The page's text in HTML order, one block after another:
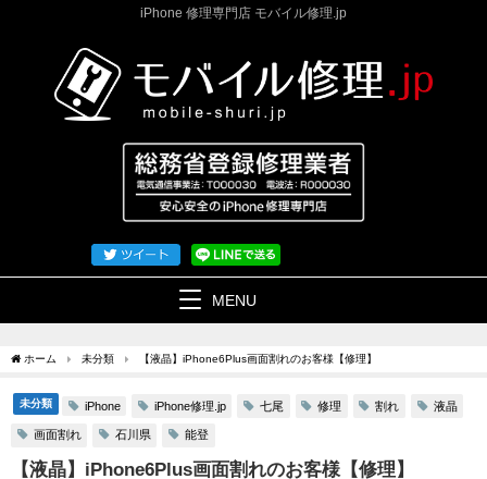
iPhone 修理専門店 モバイル修理.jp
MENU
ホーム 未分類 【液晶】iPhone6Plus画面割れのお客様【修理】
未分類 iPhone iPhone修理.jp 七尾 修理 割れ 液晶
画面割れ 石川県 能登
【液晶】iPhone6Plus画面割れのお客様【修理】